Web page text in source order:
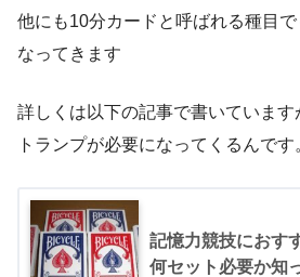
他にも10分カードと呼ばれる種目
なってきます
詳しくは以下の記事で書いています
トランプが必要になってくるんです
記憶力競技におす
何セット必要か知